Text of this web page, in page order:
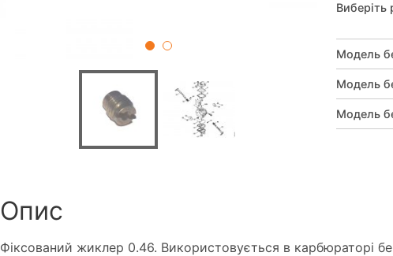
Виберіть
Модель
Модель
Модель
Опис
Фіксований жиклер 0.46. Використовується в карбюраторі